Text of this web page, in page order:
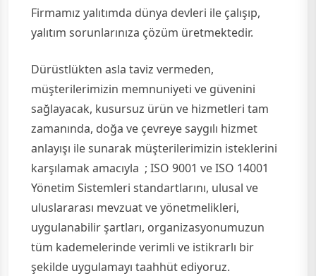
Firmamız yalıtımda dünya devleri ile çalışıp,
yalıtım sorunlarınıza çözüm üretmektedir.
Dürüstlükten asla taviz vermeden,
müşterilerimizin memnuniyeti ve güvenini
sağlayacak, kusursuz ürün ve hizmetleri tam
zamanında, doğa ve çevreye saygılı hizmet
anlayışı ile sunarak müşterilerimizin isteklerini
karşılamak amacıyla ; ISO 9001 ve ISO 14001
Yönetim Sistemleri standartlarını, ulusal ve
uluslararası mevzuat ve yönetmelikleri,
uygulanabilir şartları, organizasyonumuzun
tüm kademelerinde verimli ve istikrarlı bir
şekilde uygulamayı taahhüt ediyoruz.